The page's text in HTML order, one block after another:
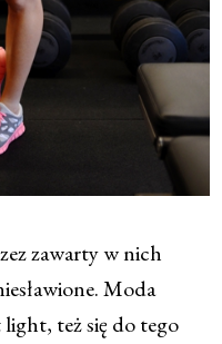
zawarty w nich
Moda
też się do tego